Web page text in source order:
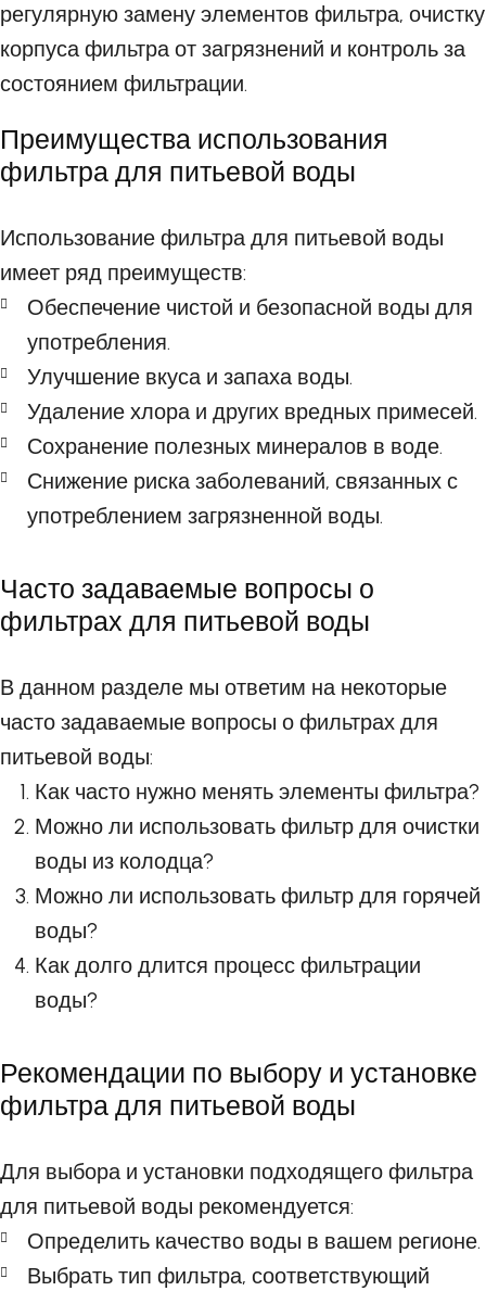
регулярную замену элементов фильтра, очистку
корпуса фильтра от загрязнений и контроль за
состоянием фильтрации.
Преимущества использования
фильтра для питьевой воды
Использование фильтра для питьевой воды
имеет ряд преимуществ:
Обеспечение чистой и безопасной воды для
употребления.
Улучшение вкуса и запаха воды.
Удаление хлора и других вредных примесей.
Сохранение полезных минералов в воде.
Снижение риска заболеваний, связанных с
употреблением загрязненной воды.
Часто задаваемые вопросы о
фильтрах для питьевой воды
В данном разделе мы ответим на некоторые
часто задаваемые вопросы о фильтрах для
питьевой воды:
Как часто нужно менять элементы фильтра?
Можно ли использовать фильтр для очистки
воды из колодца?
Можно ли использовать фильтр для горячей
воды?
Как долго длится процесс фильтрации
воды?
Рекомендации по выбору и установке
фильтра для питьевой воды
Для выбора и установки подходящего фильтра
для питьевой воды рекомендуется:
Определить качество воды в вашем регионе.
Выбрать тип фильтра, соответствующий